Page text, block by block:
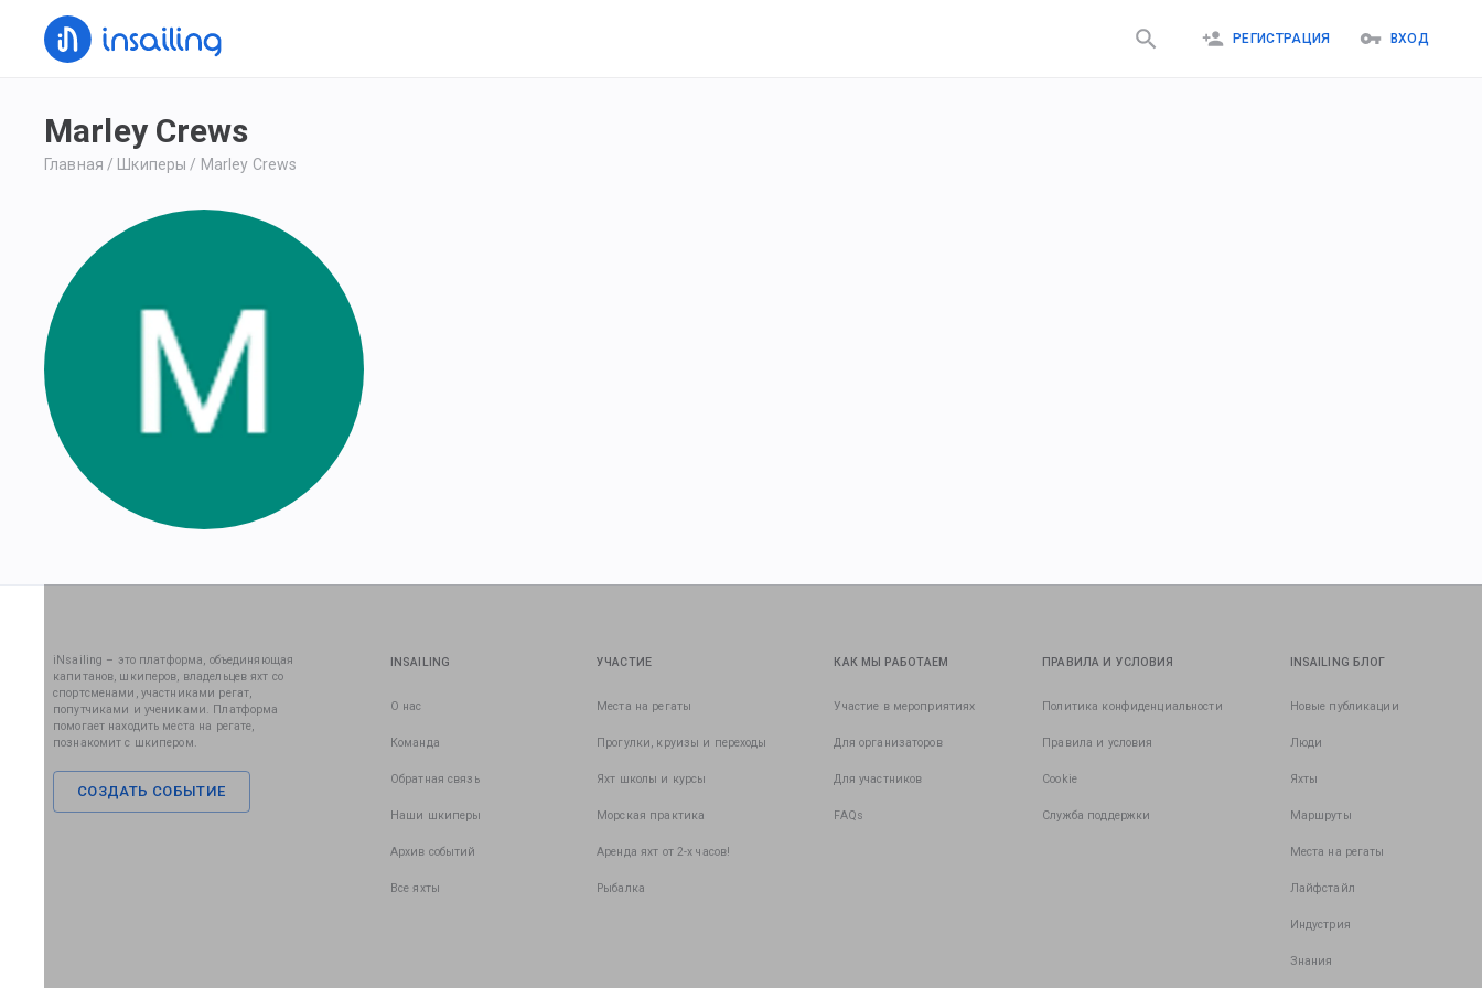
РЕГИСТРАЦИЯ ВХОД
Marley Crews
Главная / Шкиперы / Marley Crews
iNsailing – это платформа, объединяющая
капитанов, шкиперов, владельцев яхт со
спортсменами, участниками регат,
попутчиками и учениками. Платформа
помогает находить места на регате,
познакомит с шкипером.
СОЗДАТЬ СОБЫТИЕ
INSAILING
О нас
Команда
Обратная связь
Наши шкиперы
Архив событий
Все яхты
УЧАСТИЕ
Места на регаты
Прогулки, круизы и переходы
Яхт школы и курсы
Морская практика
Аренда яхт от 2-х часов!
Рыбалка
КАК МЫ РАБОТАЕМ
Участие в мероприятиях
Для организаторов
Для участников
FAQs
ПРАВИЛА И УСЛОВИЯ
Политика конфиденциальности
Правила и условия
Cookie
Служба поддержки
INSAILING БЛОГ
Новые публикации
Люди
Яхты
Маршруты
Места на регаты
Лайфстайл
Индустрия
Знания